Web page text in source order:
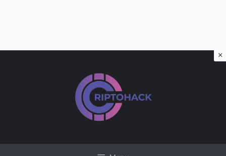
×